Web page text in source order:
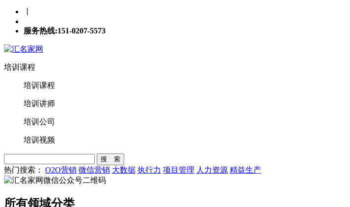
服务热线:151-0207-5573
培训课程
培训课程
培训讲师
培训公司
培训视频
搜 索
热门搜索： O2O营销 微信营销 大数据 执行力 项目管理 人力资源 精益生产
所有领域分类